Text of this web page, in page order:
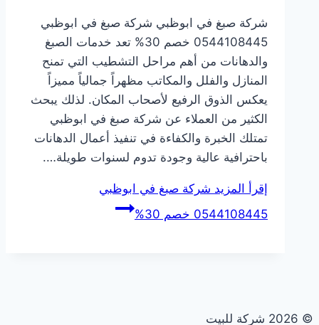
شركة صبغ في ابوظبي شركة صبغ في ابوظبي
0544108445 خصم 30% تعد خدمات الصبغ
والدهانات من أهم مراحل التشطيب التي تمنح
المنازل والفلل والمكاتب مظهراً جمالياً مميزاً
يعكس الذوق الرفيع لأصحاب المكان. لذلك يبحث
الكثير من العملاء عن شركة صبغ في ابوظبي
تمتلك الخبرة والكفاءة في تنفيذ أعمال الدهانات
باحترافية عالية وجودة تدوم لسنوات طويلة….
إقرأ المزيد شركة صبغ في ابوظبي
0544108445 خصم 30%
© 2026 شركة للبيت